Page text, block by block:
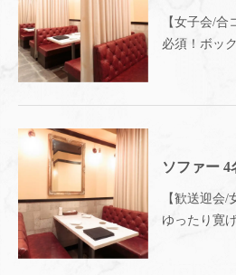
【女子会/
必須！ボッ
Ark 2nd 新
ソファー 4
【歓送迎会/
ゆったり寛
この店舗情報をシ
ARK2nd 新宿店
東京都新宿区歌舞伎町１-６-６ 橋本ビ
https://meat-and-cheese-ark2nd.owst.jp/seats
お店情報をコピー